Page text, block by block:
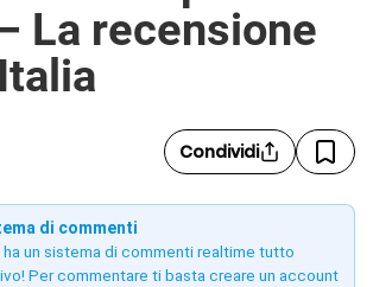
La recensione
Condividi
di commenti
ha un sistema di commenti realtime tutto
Per commentare ti basta creare un account